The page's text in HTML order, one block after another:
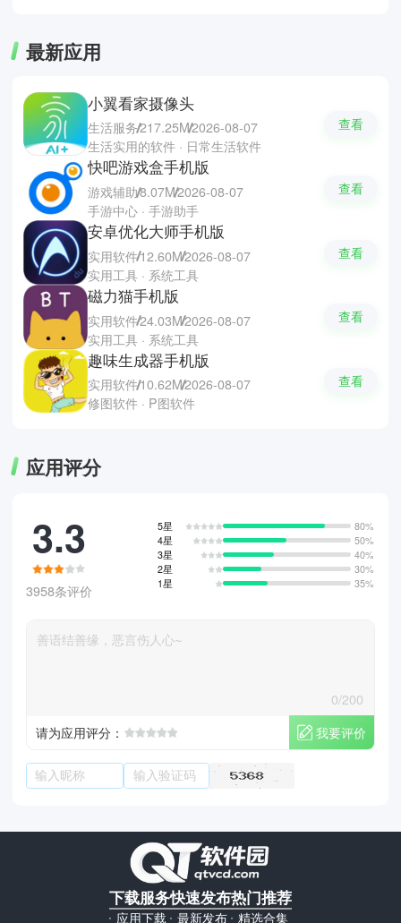
最新应用
小翼看家摄像头
生活服务217.25M2026-08-07
生活实用的软件 · 日常生活软件
查看
快吧游戏盒手机版
游戏辅助8.07M2026-08-07
手游中心 · 手游助手
查看
安卓优化大师手机版
实用软件12.60M2026-08-07
实用工具 · 系统工具
查看
磁力猫手机版
实用软件24.03M2026-08-07
实用工具 · 系统工具
查看
趣味生成器手机版
实用软件10.62M2026-08-07
修图软件 · P图软件
查看
应用评分
3.3
3958条评价
5星
80%
4星
50%
3星
40%
2星
30%
1星
35%
0/200
请为应用评分：
我要评价
下载服务
应用下载
快速发布
最新发布
热门推荐
精选合集